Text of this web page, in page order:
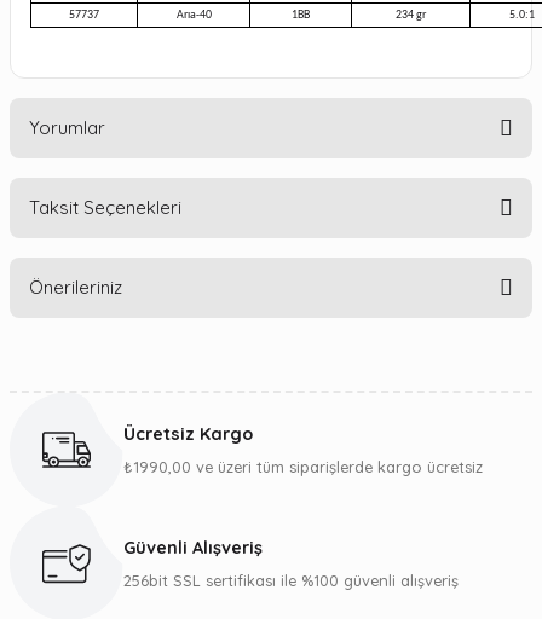
57737
Arıa-40 1BB 234 gr 5.0:1
Yorumlar
Taksit Seçenekleri
Önerileriniz
Görüş ve önerileriniz için teşekkür ederiz.
Ürün bilgilerinde hatalar bulunuyor.
Ücretsiz Kargo
₺1990,00 ve üzeri tüm siparişlerde kargo ücretsiz
Güvenli Alışveriş
256bit SSL sertifikası ile %100 güvenli alışveriş